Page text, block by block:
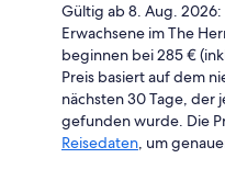
Gültig ab 8. Aug. 2026:
Erwachsene im The
beginnen bei 285 €
Preis basiert auf dem
nächsten 30 Tage, der
gefunden wurde. Die
Reisedaten, um